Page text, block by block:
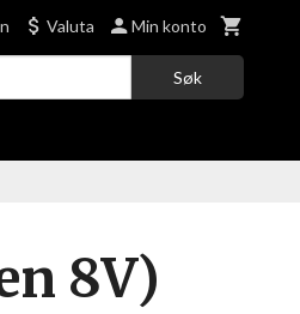
Valuta Min konto
Søk
8V)